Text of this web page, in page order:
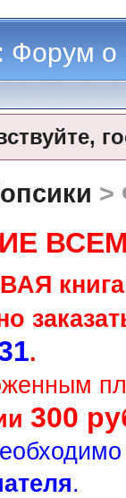
Форум о
>
.
300
.